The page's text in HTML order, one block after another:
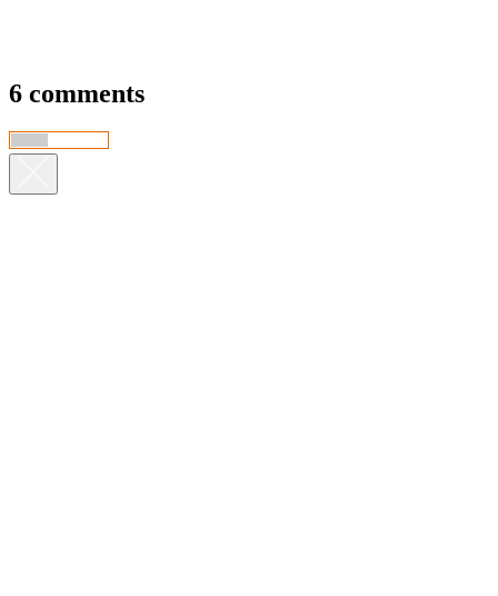
6 comments